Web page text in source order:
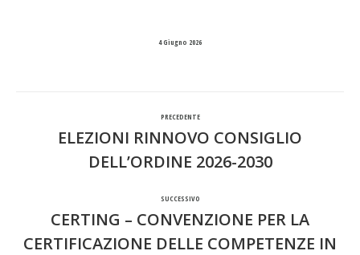
4 Giugno 2026
post
PRECEDENTE
precedente:
ELEZIONI RINNOVO CONSIGLIO
DELL’ORDINE 2026-2030
SUCCESSIVO
Prossimo
CERTING – CONVENZIONE PER LA
CERTIFICAZIONE DELLE COMPETENZE IN